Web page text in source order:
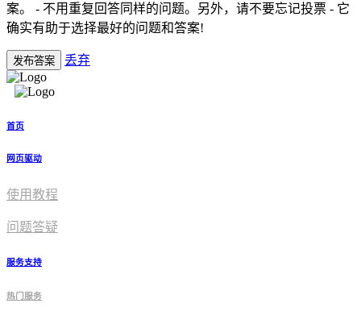
案。 - 不用重复回答同样的问题。另外，请不要忘记投票 - 它
确实有助于选择最好的问题和答案!
发布答案 丢弃
首页
网页驱动
使用教程​
问题答疑
服务支持
热门服务